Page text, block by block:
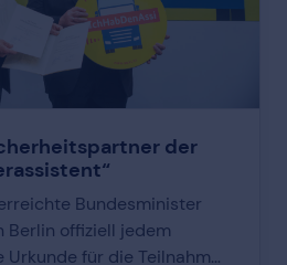
der
Bundesminister
Berlin offiziell jedem
Urkunde für die Teilnahme